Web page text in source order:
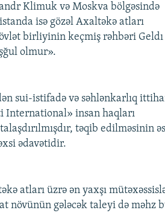
Klimuk və Moskva bölgəsində
isə gözəl Axaltəkə atları
birliyinin keçmiş rəhbəri Geldı
olmur».
sui-istifadə və səhlənkarlıq
International» insan haqları
təqib edilməsinin
ədavətidir.
atları üzrə ən yaxşı
növünün gələcək taleyi də məhz